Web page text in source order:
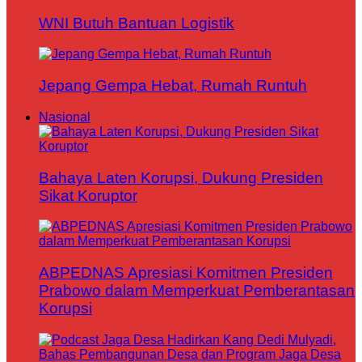
WNI Butuh Bantuan Logistik
Jepang Gempa Hebat, Rumah Runtuh
Nasional
Bahaya Laten Korupsi, Dukung Presiden
Sikat Koruptor
ABPEDNAS Apresiasi Komitmen Presiden
Prabowo dalam Memperkuat Pemberantasan
Korupsi